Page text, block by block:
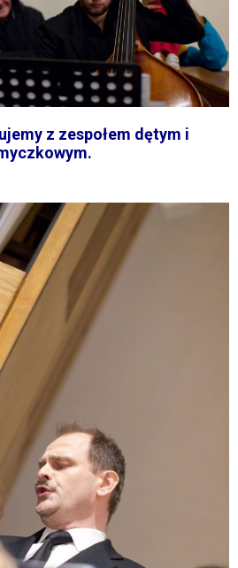
z zespołem dętym i